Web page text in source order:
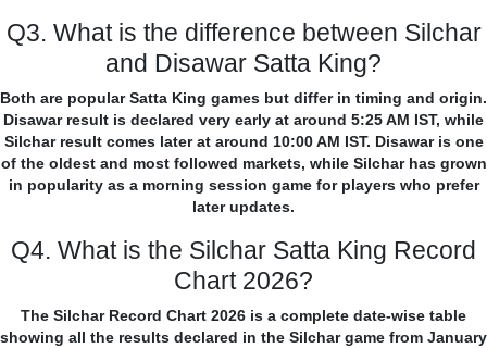
Q3. What is the difference between Silchar
and Disawar Satta King?
Both are popular Satta King games but differ in timing and origin.
Disawar result is declared very early at around 5:25 AM IST, while
Silchar result comes later at around 10:00 AM IST. Disawar is one
of the oldest and most followed markets, while Silchar has grown
in popularity as a morning session game for players who prefer
later updates.
Q4. What is the Silchar Satta King Record
Chart 2026?
The Silchar Record Chart 2026 is a complete date-wise table
showing all the results declared in the Silchar game from January